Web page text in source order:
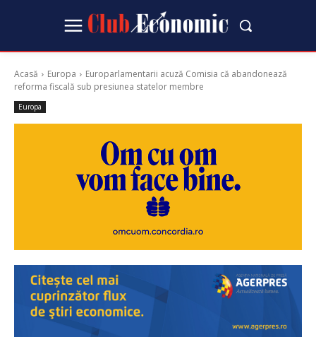
Acasă Europa
Europarlamentarii acuză Comisia că abandonează
reforma fiscală sub presiunea statelor membre
Europa